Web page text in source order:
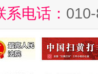
电话：